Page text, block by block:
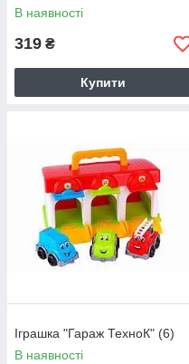
В наявності
319 ₴
Купити
Іграшка "Гараж ТехноК" (6)
В наявності